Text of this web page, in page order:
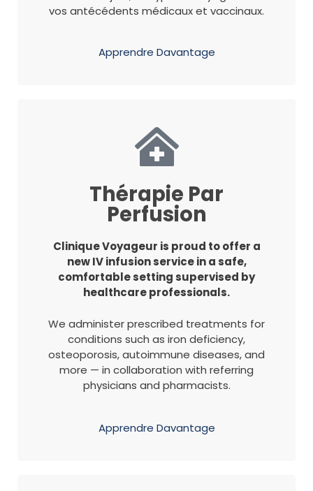
vos antécédents médicaux et vaccinaux.
Apprendre Davantage
Thérapie Par
Perfusion
Clinique Voyageur is proud to offer a
new IV infusion service in a safe,
comfortable setting supervised by
healthcare professionals.
We administer prescribed treatments for
conditions such as iron deficiency,
osteoporosis, autoimmune diseases, and
more — in collaboration with referring
physicians and pharmacists.
Apprendre Davantage